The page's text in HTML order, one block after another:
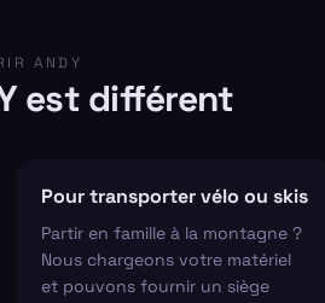
ANDY
est différent
Pour transporter vélo ou skis
Partir en famille à la montagne ?
Nous chargeons votre matériel
et pouvons fournir un siège